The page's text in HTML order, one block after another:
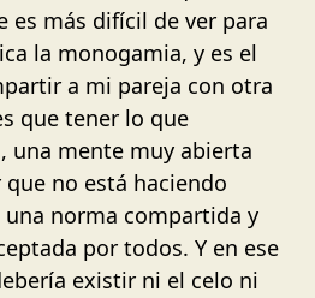
es más difícil de ver para
la monogamia, y es el
a mi pareja con otra
que tener lo que
una mente muy abierta
que no está haciendo
una norma compartida y
por todos. Y en ese
existir ni el celo ni